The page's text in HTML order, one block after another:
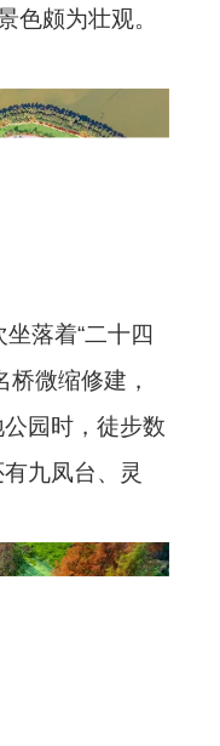
色颇为壮观。
落着“二十四
桥微缩修建，
园时，徒步数
九凤台、灵